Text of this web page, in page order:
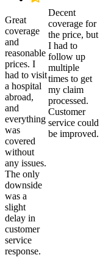
Great
coverage
and
reasonable
prices. I
had to visit
a hospital
abroad,
and
everything
was
covered
without
any issues.
The only
downside
was a
slight
delay in
customer
service
response.
Decent
coverage for
the price, but
I had to
follow up
multiple
times to get
my claim
processed.
Customer
service could
be improved.